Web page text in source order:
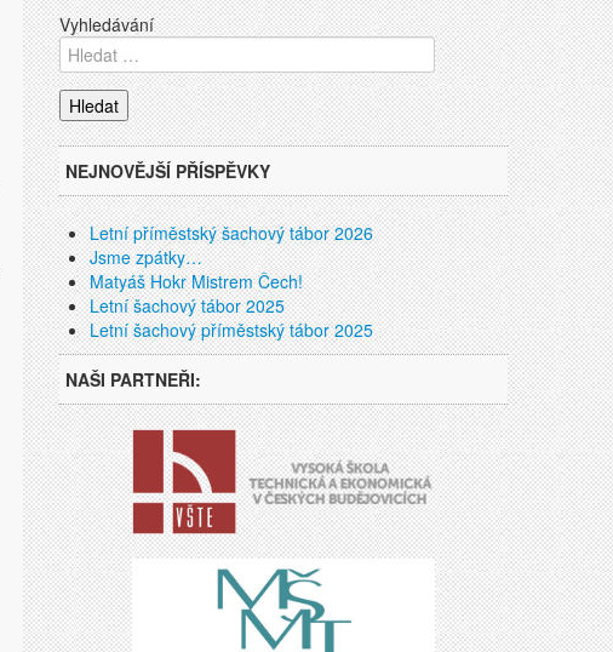
Vyhledávání
NEJNOVĚJŠÍ PŘÍSPĚVKY
Letní příměstský šachový tábor 2026
Jsme zpátky…
Matyáš Hokr Mistrem Čech!
Letní šachový tábor 2025
Letní šachový příměstský tábor 2025
NAŠI PARTNEŘI: